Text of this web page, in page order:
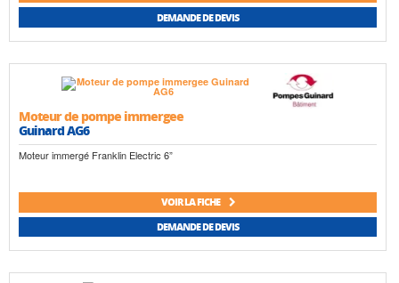
DEMANDE DE DEVIS
Moteur de pompe immergee
Guinard AG6
Moteur immergé Franklin Electric 6”
VOIR LA FICHE
DEMANDE DE DEVIS